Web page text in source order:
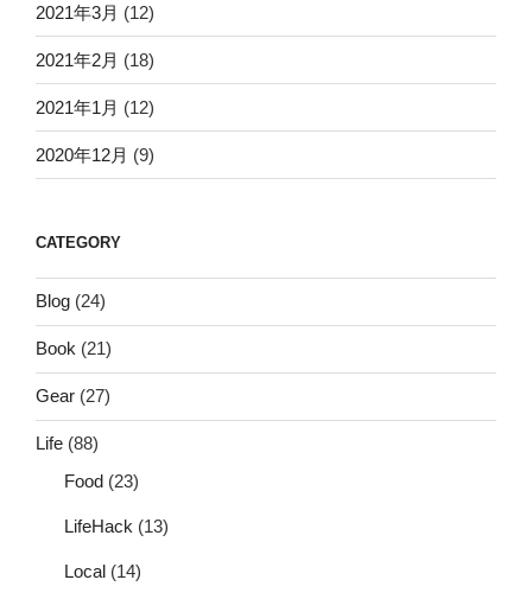
2021年3月 (12)
2021年2月 (18)
2021年1月 (12)
2020年12月 (9)
CATEGORY
Blog (24)
Book (21)
Gear (27)
Life (88)
Food (23)
LifeHack (13)
Local (14)